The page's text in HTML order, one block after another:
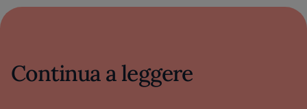
Continua a leggere